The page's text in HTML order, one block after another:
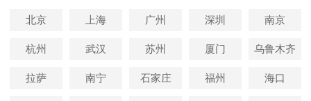
北京 上海 广州 深圳 南京
杭州 武汉 苏州 厦门 乌鲁木齐
拉萨 南宁 石家庄 福州 海口